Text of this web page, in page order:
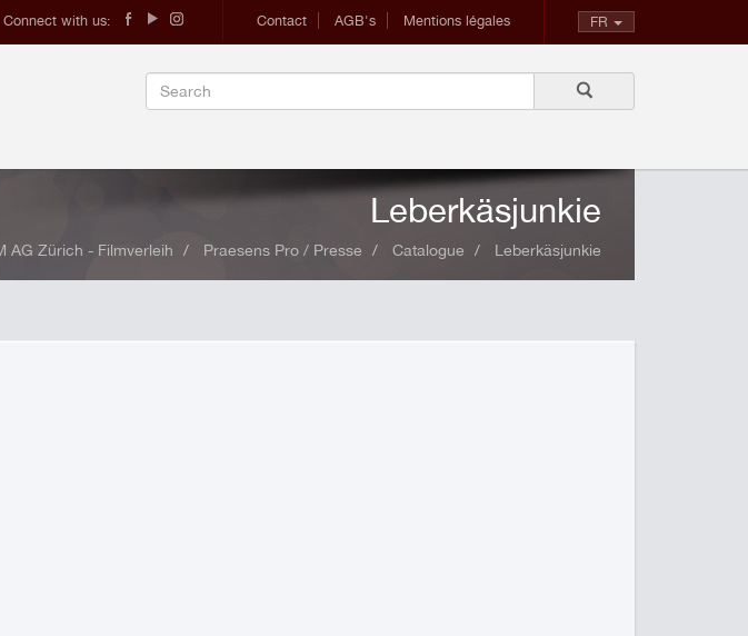
FR
Contact AGB's Mentions légales
Connect with us:
Leberkäsjunkie
AG Zürich - Filmverleih Praesens Pro / Presse Catalogue Leberkäsjunkie